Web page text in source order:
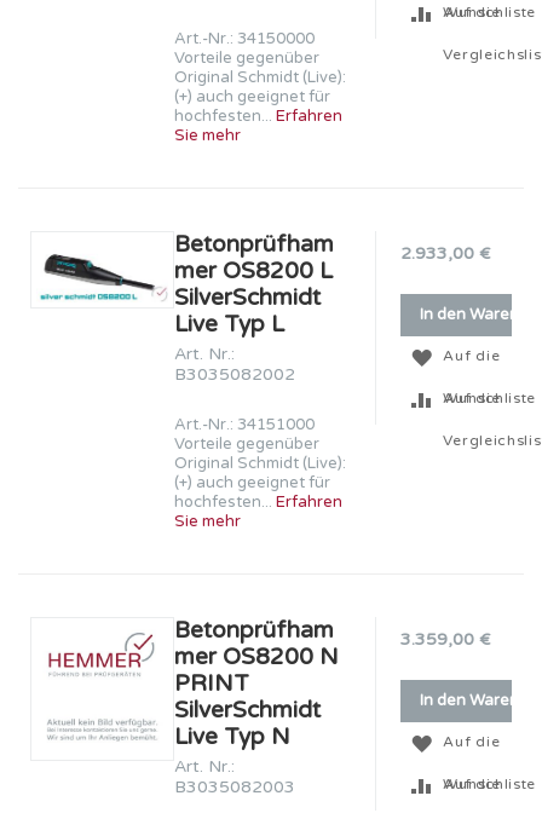
Art.-Nr.: 34150000
Vorteile gegenüber
Original Schmidt (Live):
(+) auch geeignet für
hochfesten... Erfahren
Sie mehr
Wunschliste
Auf die
Betonprüfham
mer OS8200 L
SilverSchmidt
Live Typ L
Art. Nr.:
B3035082002
Art.-Nr.: 34151000
Vorteile gegenüber
Original Schmidt (Live):
(+) auch geeignet für
hochfesten... Erfahren
Sie mehr
2.933,00 €
In den
Auf die
Wunschliste
Auf die
Betonprüfham
mer OS8200 N
PRINT
SilverSchmidt
Live Typ N
Art. Nr.:
B3035082003
3.359,00 €
In den
Auf die
Wunschliste
Auf die